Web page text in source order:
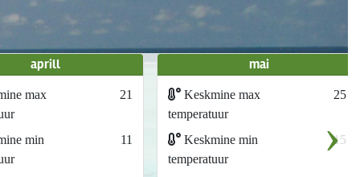
›
aprill
max
21
min
11
mai
Keskmine max
temperatuur
25
Keskmine min
temperatuur
15